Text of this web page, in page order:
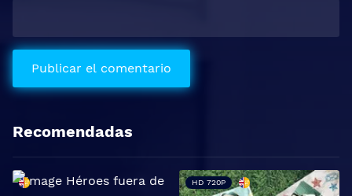
Recomendadas
HD 720P